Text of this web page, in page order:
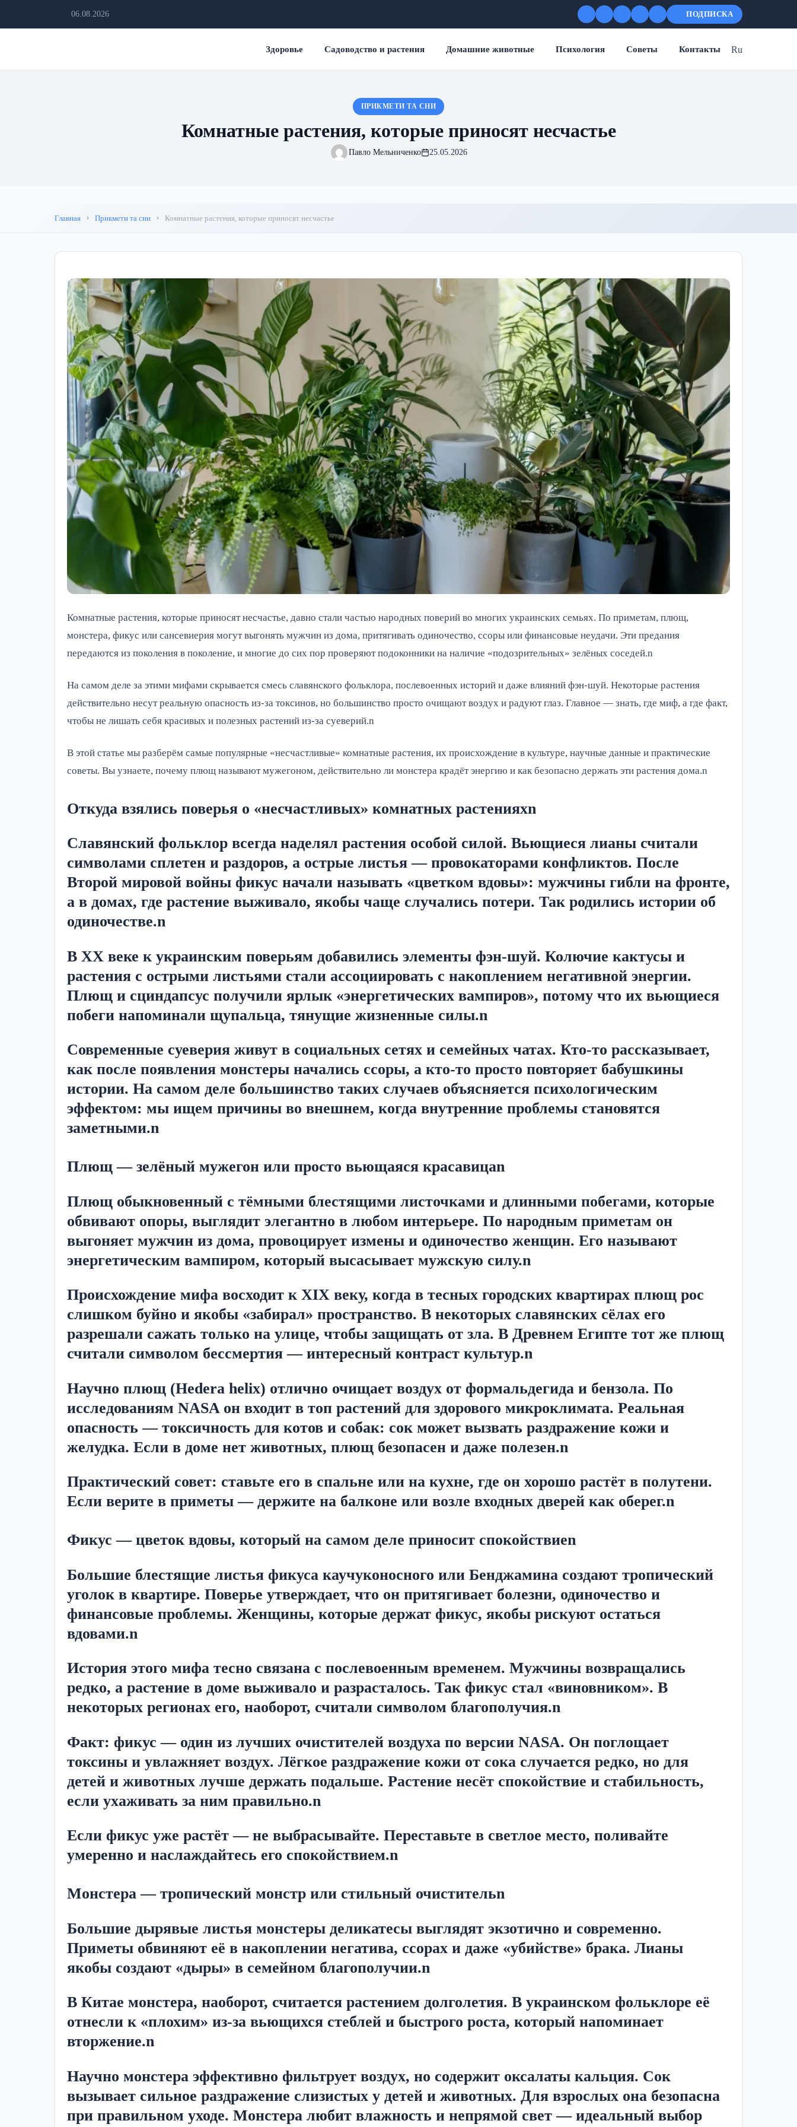
06.08.2026 ПОДПИСКА
Здоровье Садоводство и растения Домашние животные Психология Советы Контакты Ru
ПРИКМЕТИ ТА СНИ
Комнатные растения, которые приносят несчастье
Павло Мельниченко 25.05.2026
Главная Прикмети та сни Комнатные растения, которые приносят несчастье
Комнатные растения, которые приносят несчастье, давно стали частью народных поверий во многих украинских семьях. По приметам, плющ,
монстера, фикус или сансевиерия могут выгонять мужчин из дома, притягивать одиночество, ссоры или финансовые неудачи. Эти предания
передаются из поколения в поколение, и многие до сих пор проверяют подоконники на наличие «подозрительных» зелёных соседей.n
На самом деле за этими мифами скрывается смесь славянского фольклора, послевоенных историй и даже влияний фэн-шуй. Некоторые растения
действительно несут реальную опасность из-за токсинов, но большинство просто очищают воздух и радуют глаз. Главное — знать, где миф, а где факт,
чтобы не лишать себя красивых и полезных растений из-за суеверий.n
В этой статье мы разберём самые популярные «несчастливые» комнатные растения, их происхождение в культуре, научные данные и практические
советы. Вы узнаете, почему плющ называют мужегоном, действительно ли монстера крадёт энергию и как безопасно держать эти растения дома.n
Откуда взялись поверья о «несчастливых» комнатных растенияхn
Славянский фольклор всегда наделял растения особой силой. Вьющиеся лианы считали
символами сплетен и раздоров, а острые листья — провокаторами конфликтов. После
Второй мировой войны фикус начали называть «цветком вдовы»: мужчины гибли на фронте,
а в домах, где растение выживало, якобы чаще случались потери. Так родились истории об
одиночестве.n
В XX веке к украинским поверьям добавились элементы фэн-шуй. Колючие кактусы и
растения с острыми листьями стали ассоциировать с накоплением негативной энергии.
Плющ и сциндапсус получили ярлык «энергетических вампиров», потому что их вьющиеся
побеги напоминали щупальца, тянущие жизненные силы.n
Современные суеверия живут в социальных сетях и семейных чатах. Кто-то рассказывает,
как после появления монстеры начались ссоры, а кто-то просто повторяет бабушкины
истории. На самом деле большинство таких случаев объясняется психологическим
эффектом: мы ищем причины во внешнем, когда внутренние проблемы становятся
заметными.n
Плющ — зелёный мужегон или просто вьющаяся красавицаn
Плющ обыкновенный с тёмными блестящими листочками и длинными побегами, которые
обвивают опоры, выглядит элегантно в любом интерьере. По народным приметам он
выгоняет мужчин из дома, провоцирует измены и одиночество женщин. Его называют
энергетическим вампиром, который высасывает мужскую силу.n
Происхождение мифа восходит к XIX веку, когда в тесных городских квартирах плющ рос
слишком буйно и якобы «забирал» пространство. В некоторых славянских сёлах его
разрешали сажать только на улице, чтобы защищать от зла. В Древнем Египте тот же плющ
считали символом бессмертия — интересный контраст культур.n
Научно плющ (Hedera helix) отлично очищает воздух от формальдегида и бензола. По
исследованиям NASA он входит в топ растений для здорового микроклимата. Реальная
опасность — токсичность для котов и собак: сок может вызвать раздражение кожи и
желудка. Если в доме нет животных, плющ безопасен и даже полезен.n
Практический совет: ставьте его в спальне или на кухне, где он хорошо растёт в полутени.
Если верите в приметы — держите на балконе или возле входных дверей как оберег.n
Фикус — цветок вдовы, который на самом деле приносит спокойствиеn
Большие блестящие листья фикуса каучуконосного или Бенджамина создают тропический
уголок в квартире. Поверье утверждает, что он притягивает болезни, одиночество и
финансовые проблемы. Женщины, которые держат фикус, якобы рискуют остаться
вдовами.n
История этого мифа тесно связана с послевоенным временем. Мужчины возвращались
редко, а растение в доме выживало и разрасталось. Так фикус стал «виновником». В
некоторых регионах его, наоборот, считали символом благополучия.n
Факт: фикус — один из лучших очистителей воздуха по версии NASA. Он поглощает
токсины и увлажняет воздух. Лёгкое раздражение кожи от сока случается редко, но для
детей и животных лучше держать подальше. Растение несёт спокойствие и стабильность,
если ухаживать за ним правильно.n
Если фикус уже растёт — не выбрасывайте. Переставьте в светлое место, поливайте
умеренно и наслаждайтесь его спокойствием.n
Монстера — тропический монстр или стильный очистительn
Большие дырявые листья монстеры деликатесы выглядят экзотично и современно.
Приметы обвиняют её в накоплении негатива, ссорах и даже «убийстве» брака. Лианы
якобы создают «дыры» в семейном благополучии.n
В Китае монстера, наоборот, считается растением долголетия. В украинском фольклоре её
отнесли к «плохим» из-за вьющихся стеблей и быстрого роста, который напоминает
вторжение.n
Научно монстера эффективно фильтрует воздух, но содержит оксалаты кальция. Сок
вызывает сильное раздражение слизистых у детей и животных. Для взрослых она безопасна
при правильном уходе. Монстера любит влажность и непрямой свет — идеальный выбор